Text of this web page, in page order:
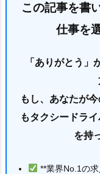
この記事を書
仕事を
「ありがとう」
もし、あなたが
もタクシードラ
を持
**業界No.1の